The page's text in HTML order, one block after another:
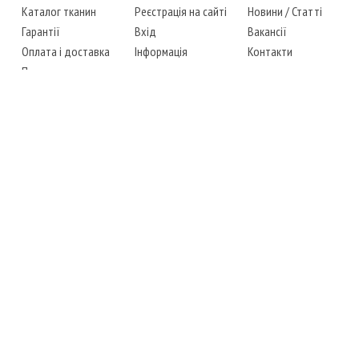
Каталог тканин
Гарантії
Оплата і доставка
Повернення товару
Реєстрація на сайті
Вхід
Інформація
Новини /Статті
Вакансії
Контакти